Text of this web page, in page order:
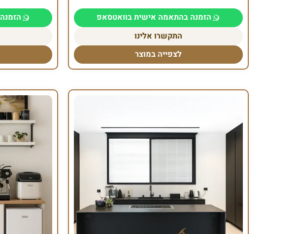
הזמנה בהתאמה אישית בוואטסאפ
התקשרו אלינו
לצפייה במוצר